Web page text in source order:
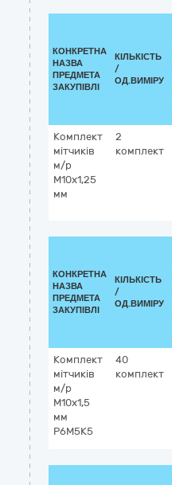
КОНКРЕТНА
НАЗВА
ПРЕДМЕТА
ЗАКУПІВЛІ
КІЛЬКІСТЬ
/
ОД.ВИМІРУ
Комплект
мітчиків
м/р
М10х1,25
мм
2
комплект
КОНКРЕТНА
НАЗВА
ПРЕДМЕТА
ЗАКУПІВЛІ
КІЛЬКІСТЬ
/
ОД.ВИМІРУ
Комплект
мітчиків
м/р
М10х1,5
мм
Р6М5К5
40
комплект